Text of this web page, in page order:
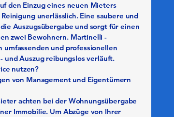
den Einzug eines neuen Mieters
unerlässlich. Eine saubere und
Auszugsübergabe und sorgt für einen
zwei Bewohnern. Martinelli -
und professionellen
und Auszug reibungslos verläuft.
nutzen?
von Management und Eigentümern
achten bei der Wohnungsübergabe
Immobilie. Um Abzüge von Ihrer